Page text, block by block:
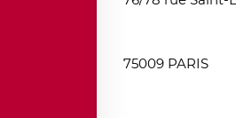
75009 PARIS